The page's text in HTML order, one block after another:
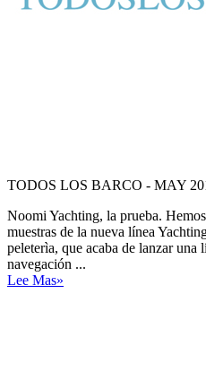
TODOS LOS BARCO - MAY
Noomi Yachting, la prueba.
muestras de la nueva línea
peleterìa, que acaba de lanzar una
navegación ...
Lee Mas»